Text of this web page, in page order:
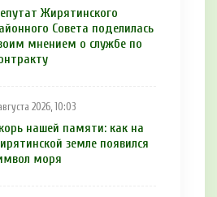
Жирятинского
Совета поделилась
мнением о службе по
августа 2026, 10:03
нашей памяти: как на
земле появился
моря